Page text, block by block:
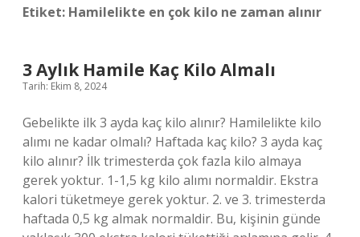
Etiket: Hamilelikte en çok kilo ne zaman alınır
3 Aylık Hamile Kaç Kilo Almalı
Tarih: Ekim 8, 2024
Gebelikte ilk 3 ayda kaç kilo alınır? Hamilelikte kilo
alımı ne kadar olmalı? Haftada kaç kilo? 3 ayda kaç
kilo alınır? İlk trimesterda çok fazla kilo almaya
gerek yoktur. 1-1,5 kg kilo alımı normaldir. Ekstra
kalori tüketmeye gerek yoktur. 2. ve 3. trimesterda
haftada 0,5 kg almak normaldir. Bu, kişinin günde